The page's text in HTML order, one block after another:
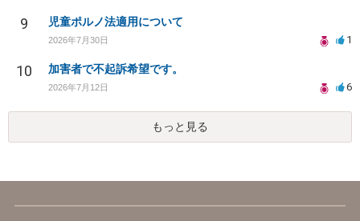
9 児童ポルノ法適用について
2026年7月30日 1
10 加害者で不起訴希望です。
2026年7月12日 6
もっと見る